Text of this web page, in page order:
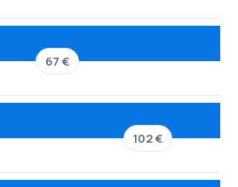
67 €
102 €